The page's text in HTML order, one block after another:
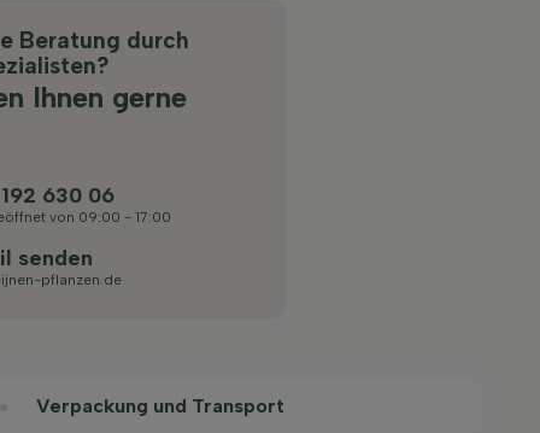
Beratung durch
Ihnen gerne
630 06
von 09:00 - 17:00
senden
pflanzen.de
Verpackung und Transport